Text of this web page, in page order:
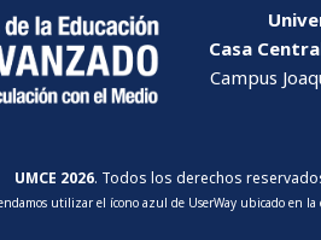
Casa
Campus
UMCE 2026. Todos los derechos
utilizar el ícono azul de UserWay ubicado en